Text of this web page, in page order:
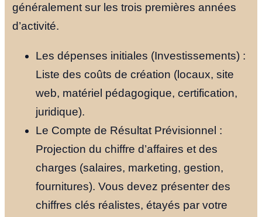
généralement sur les trois premières années
d’activité.
Les dépenses initiales (Investissements) :
Liste des coûts de création (locaux, site
web, matériel pédagogique, certification,
juridique).
Le Compte de Résultat Prévisionnel :
Projection du chiffre d’affaires et des
charges (salaires, marketing, gestion,
fournitures). Vous devez présenter des
chiffres clés réalistes, étayés par votre